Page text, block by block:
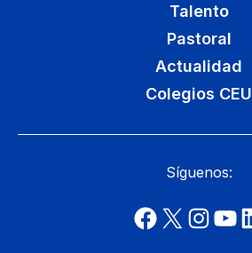
Talento
Pastoral
Actualidad
Colegios CEU
Síguenos: